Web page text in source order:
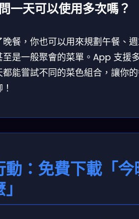
一天可以使用多次嗎？
晚餐，你也可以用來規劃午餐、
至是一般聚會的菜單。App 支援
都能嘗試不同的菜色組合，讓你
動：免費下載「今